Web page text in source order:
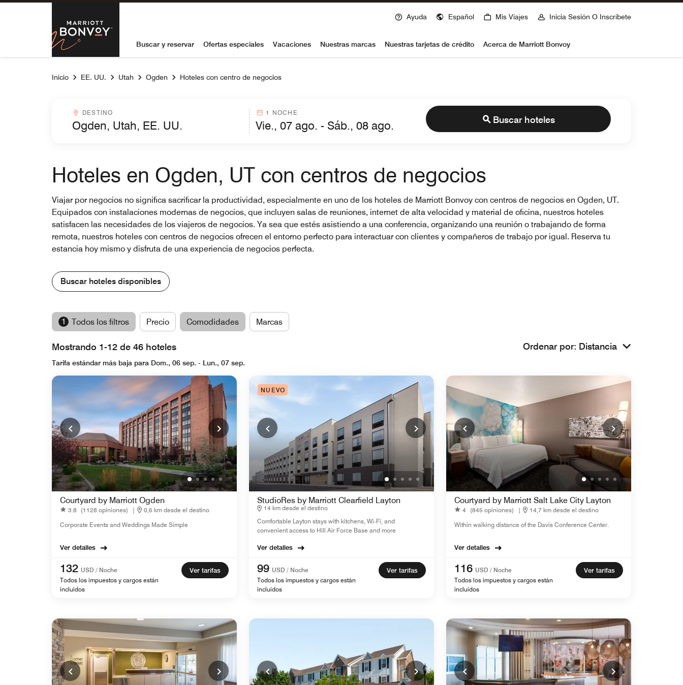
Skip to Content
Marriott Bonvoy
Ayuda Español Mis Viajes Inicia Sesión O Inscríbete
Buscar y reservar Ofertas especiales Vacaciones Nuestras marcas Nuestras tarjetas de crédito Acerca de Marriott Bonvoy
Inicio EE. UU. Utah Ogden Hoteles con centro de negocios
Destinocombobox
DESTINO 1 NOCHE
Buscar hoteles
Hoteles en Ogden, UT con centros de negocios
Viajar por negocios no significa sacrificar la productividad, especialmente en uno de los hoteles de Marriott Bonvoy con centros de negocios en Ogden, UT.
Equipados con instalaciones modernas de negocios, que incluyen salas de reuniones, internet de alta velocidad y material de oficina, nuestros hoteles
satisfacen las necesidades de los viajeros de negocios. Ya sea que estés asistiendo a una conferencia, organizando una reunión o trabajando de forma
remota, nuestros hoteles con centros de negocios ofrecen el entorno perfecto para interactuar con clientes y compañeros de trabajo por igual. Reserva tu
estancia hoy mismo y disfruta de una experiencia de negocios perfecta.
Buscar hoteles disponibles
1 Todos los filtros Precio Comodidades Marcas
Mostrando 1-12 de 46 hoteles Ordenar por: Distancia
Tarifa estándar más baja para Dom., 06 sep. - Lun., 07 sep.
Courtyard by Marriott Ogden
3.8 (1128 opiniones) |
0,6 km desde el destino
Corporate Events and Weddings Made Simple
Ver detalles
132 USD / Noche
Todos los impuestos y cargos están
incluidos
Ver tarifas
NUEVO
StudioRes by Marriott Clearfield Layton
14 km desde el destino
Comfortable Layton stays with kitchens, Wi‑Fi, and
convenient access to Hill Air Force Base and more
Ver detalles
99 USD / Noche
Todos los impuestos y cargos están
incluidos
Ver tarifas
Courtyard by Marriott Salt Lake City Layton
4 (845 opiniones) |
14,7 km desde el destino
Within walking distance of the Davis Conference Center.
Ver detalles
116 USD / Noche
Todos los impuestos y cargos están
incluidos
Ver tarifas